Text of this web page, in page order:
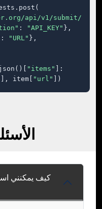
api/v1/submit/"
: "API_KEY" },
: "URL" },
"items"
]:
], item[ "url" ])